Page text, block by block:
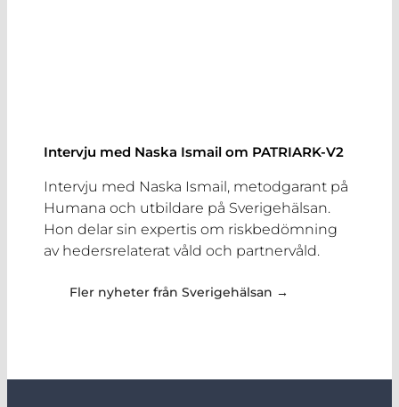
Intervju med Naska Ismail om PATRIARK-V2
Intervju med Naska Ismail, metodgarant på
Humana och utbildare på Sverigehälsan.
Hon delar sin expertis om riskbedömning
av hedersrelaterat våld och partnervåld.
Fler nyheter från Sverigehälsan →